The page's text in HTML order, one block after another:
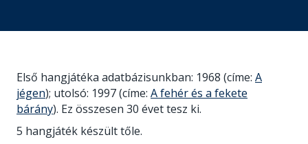
Első hangjátéka adatbázisunkban: 1968 (címe: A
jégen); utolsó: 1997 (címe: A fehér és a fekete
bárány). Ez összesen 30 évet tesz ki.
5 hangjáték készült tőle.